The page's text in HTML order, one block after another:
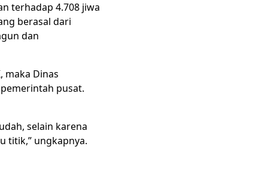
terhadap 4.708 jiwa
berasal dari
dan
maka Dinas
pusat.
selain karena
titik,” ungkapnya.